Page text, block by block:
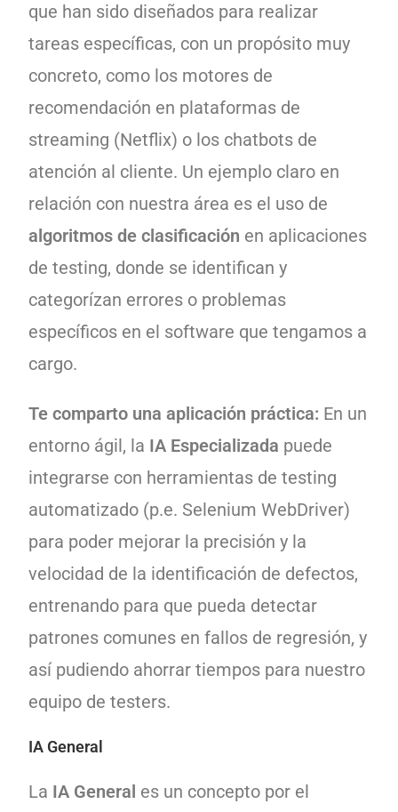
que han sido diseñados para realizar
tareas específicas, con un propósito muy
concreto, como los motores de
recomendación en plataformas de
streaming (Netflix) o los chatbots de
atención al cliente. Un ejemplo claro en
relación con nuestra área es el uso de
algoritmos de clasificación en aplicaciones
de testing, donde se identifican y
categorízan errores o problemas
específicos en el software que tengamos a
cargo.
Te comparto una aplicación práctica: En un
entorno ágil, la IA Especializada puede
integrarse con herramientas de testing
automatizado (p.e. Selenium WebDriver)
para poder mejorar la precisión y la
velocidad de la identificación de defectos,
entrenando para que pueda detectar
patrones comunes en fallos de regresión, y
así pudiendo ahorrar tiempos para nuestro
equipo de testers.
IA General
La IA General es un concepto por el